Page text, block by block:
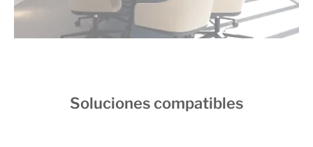
Soluciones compatibles